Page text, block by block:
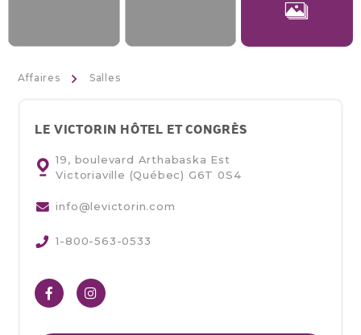
Affaires >
Salles
LE VICTORIN HÔTEL ET CONGRÈS
19, boulevard Arthabaska Est
Victoriaville (Québec) G6T 0S4
info@levictorin.com
1-800-563-0533
FacebookInstagram